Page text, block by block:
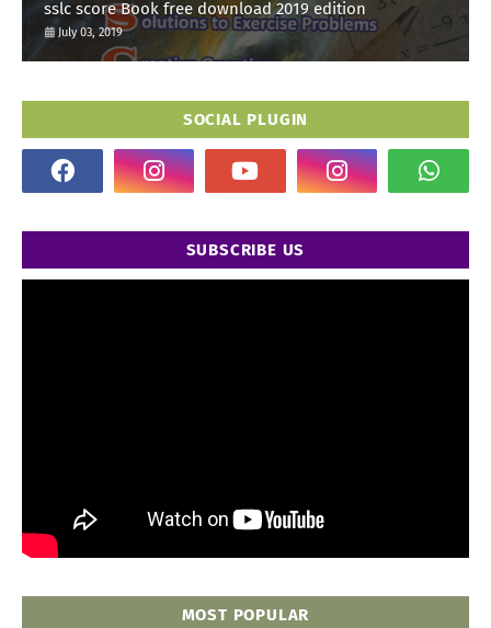
sslc score Book free download 2019 edition
July 03, 2019
SOCIAL PLUGIN
SUBSCRIBE US
MOST POPULAR